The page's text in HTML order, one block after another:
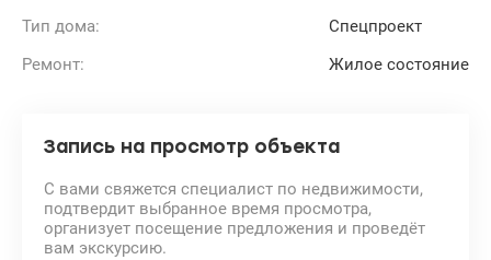
Тип дома:
Спецпроект
Ремонт:
Жилое состояние
Запись на просмотр объекта
С вами свяжется специалист по недвижимости,
подтвердит выбранное время просмотра,
организует посещение предложения и проведёт
вам экскурсию.